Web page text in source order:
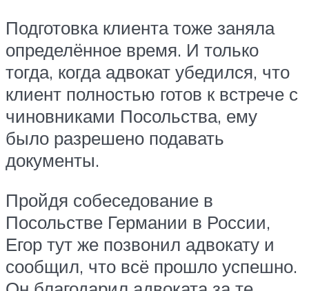
Подготовка клиента тоже заняла
определённое время. И только
тогда, когда адвокат убедился, что
клиент полностью готов к встрече с
чиновниками Посольства, ему
было разрешено подавать
документы.
Пройдя собеседование в
Посольстве Германии в России,
Егор тут же позвонил адвокату и
сообщил, что всё прошло успешно.